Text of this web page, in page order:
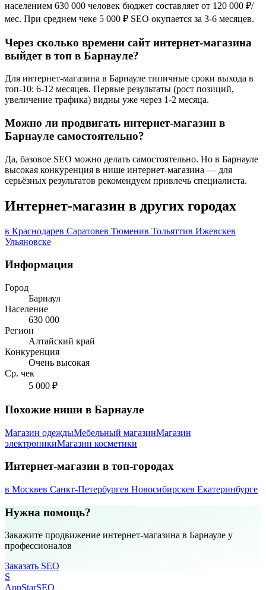
населением 630 000 человек бюджет составляет от 120 000 ₽/
мес. При среднем чеке 5 000 ₽ SEO окупается за 3-6 месяцев.
Через сколько времени сайт интернет-магазина
выйдет в топ в Барнауле?
Для интернет-магазина в Барнауле типичные сроки выхода в
топ-10: 6-12 месяцев. Первые результаты (рост позиций,
увеличение трафика) видны уже через 1-2 месяца.
Можно ли продвигать интернет-магазин в
Барнауле самостоятельно?
Да, базовое SEO можно делать самостоятельно. Но в Барнауле
высокая конкуренция в нише интернет-магазина — для
серьёзных результатов рекомендуем привлечь специалиста.
Интернет-магазин в других городах
в Краснодарев Саратовев Тюменив Тольяттив Ижевскев
Ульяновске
Информация
Город
Барнаул
Население
630 000
Регион
Алтайский край
Конкуренция
Очень высокая
Ср. чек
5 000 ₽
Похожие ниши в Барнауле
Магазин одеждыМебельный магазинМагазин
электроникиМагазин косметики
Интернет-магазин в топ-городах
в Москвев Санкт-Петербургев Новосибирскев Екатеринбурге
Нужна помощь?
Закажите продвижение интернет-магазина в Барнауле у
профессионалов
Заказать SEO
S
AppStarSEO